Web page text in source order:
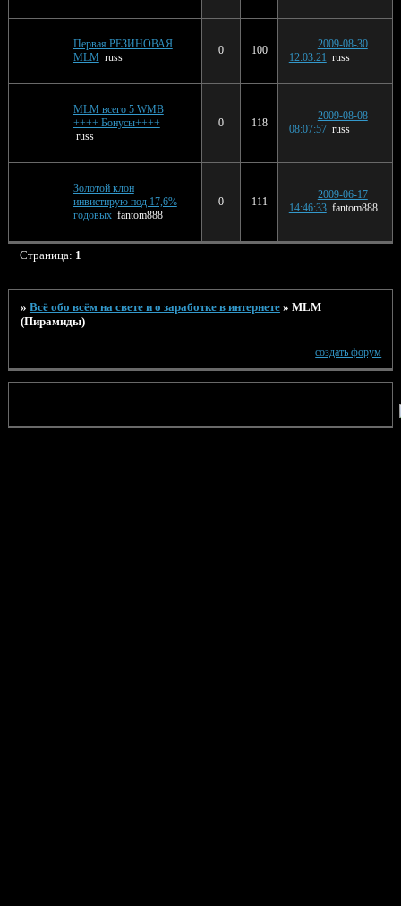
Первая РЕЗИНОВАЯ
MLM russ
0 100
2009-08-30
12:03:21 russ
MLM всего 5 WMB
++++ Бонусы++++
russ
0 118
2009-08-08
08:07:57 russ
Золотой клон
инвистирую под 17,6%
годовых fantom888
0 111
2009-06-17
14:46:33 fantom888
Страница: 1
» Всё обо всём на свете и о заработке в интернете » MLM
(Пирамиды)
создать форум